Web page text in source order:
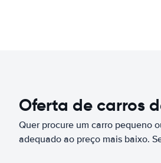
Oferta de carros
Quer procure um carro pequeno
adequado ao preço mais baixo.